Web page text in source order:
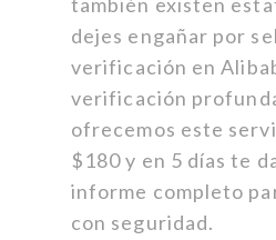
dejes engañar por
verificación en
verificación
ofrecemos este
$180 y en 5 días te
informe completo
con seguridad.